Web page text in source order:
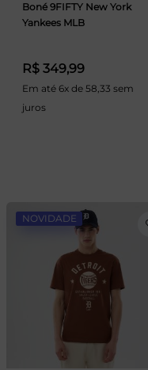
Boné 9FIFTY New York
Yankees MLB
R$ 349,99
Em até 6x de 58,33 sem
juros
NOVIDADE